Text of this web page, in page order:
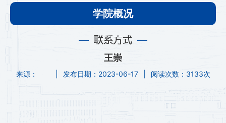
学院概况
联系方式
王崇
来源： 发布日期：2023-06-17 阅读次数： 3133次